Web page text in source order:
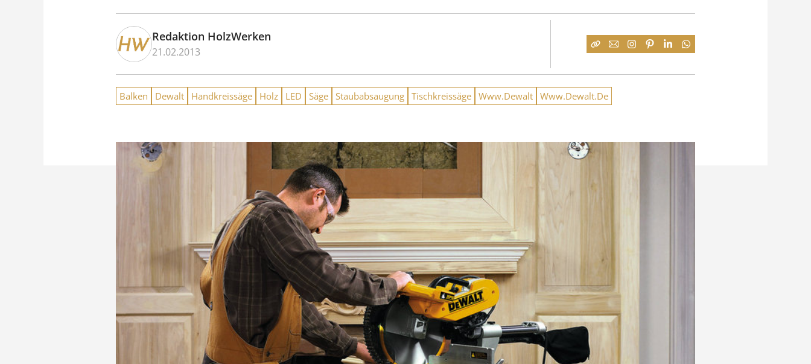
Redaktion HolzWerken
21.02.2013
Balken Dewalt Handkreissäge Holz LED Säge Staubabsaugung Tischkreissäge Www.Dewalt Www.Dewalt.De